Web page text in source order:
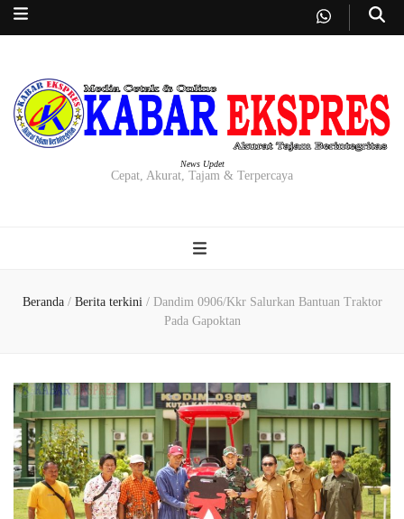
News Updet
Cepat, Akurat, Tajam & Terpercaya
Beranda / Berita terkini / Dandim 0906/Kkr Salurkan Bantuan Traktor
Pada Gapoktan